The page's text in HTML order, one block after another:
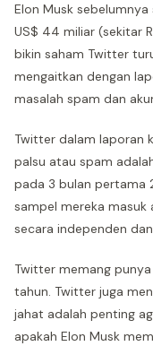
Elon Musk
US$ 44 miliar (sekitar
bikin saham Twitter
mengaitkan dengan
masalah spam dan
Twitter dalam laporan
palsu atau spam
pada 3 bulan pertama
sampel mereka masuk
secara independen
Twitter memang
tahun. Twitter juga
jahat adalah penting
apakah Elon Musk